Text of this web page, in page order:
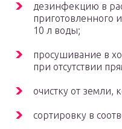
дезинфекцию в
приготовленного
10 л воды;
просушивание в
при отсутствии
очистку от земли,
сортировку в